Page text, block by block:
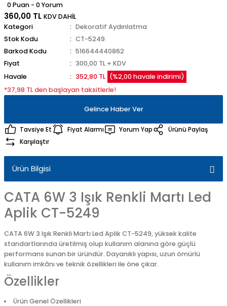
0 Puan - 0 Yorum
360,00 TL KDV DAHİL
Kategori
Dekoratif Aydınlatma
Stok Kodu
CT-5249
Barkod Kodu
516644440862
Fiyat
300,00 TL + KDV
Havale
352,80 TL (%2,00 havale indirimi)
*37,98 TL den başlayan taksitlerle!
Gelince Haber Ver
Tavsiye Et Fiyat Alarmı Yorum Yap
Ürünü Paylaş
Karşılaştır
Ürün Bilgisi
CATA 6W 3 Işık Renkli Martı Led
Aplik CT-5249
CATA 6W 3 Işık Renkli Martı Led Aplik CT-5249, yüksek kalite
standartlarında üretilmiş olup kullanım alanına göre güçlü
performans sunan bir üründür. Dayanıklı yapısı, uzun ömürlü
kullanım imkânı ve teknik özellikleri ile öne çıkar.
Özellikler
Ürün Genel Özellikleri